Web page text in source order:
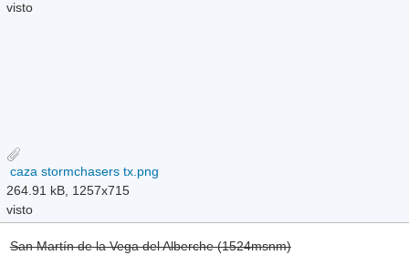
visto
caza stormchasers tx.png
264.91 kB, 1257x715
visto
San Martín de la Vega del Alberche (1524msnm)